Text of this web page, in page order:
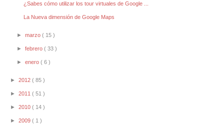
¿Sabes cómo utilizar los tour virtuales de Google ...
La Nueva dimensión de Google Maps
►marzo( 15 )
►febrero( 33 )
►enero( 6 )
► 2012 ( 85 )
► 2011 ( 51 )
► 2010 ( 14 )
► 2009 ( 1 )